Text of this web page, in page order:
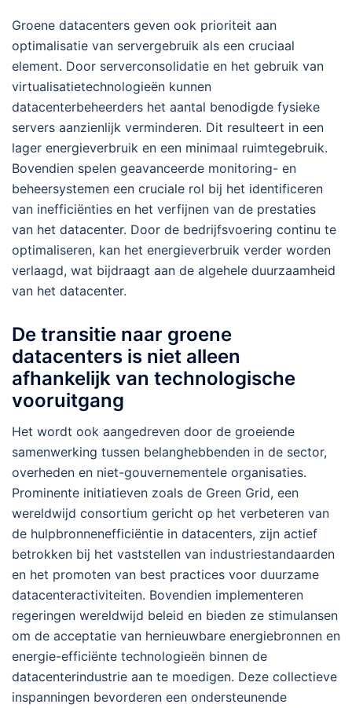
Groene datacenters geven ook prioriteit aan
optimalisatie van servergebruik als een cruciaal
element. Door serverconsolidatie en het gebruik van
virtualisatietechnologieën kunnen
datacenterbeheerders het aantal benodigde fysieke
servers aanzienlijk verminderen. Dit resulteert in een
lager energieverbruik en een minimaal ruimtegebruik.
Bovendien spelen geavanceerde monitoring- en
beheersystemen een cruciale rol bij het identificeren
van inefficiënties en het verfijnen van de prestaties
van het datacenter. Door de bedrijfsvoering continu te
optimaliseren, kan het energieverbruik verder worden
verlaagd, wat bijdraagt aan de algehele duurzaamheid
van het datacenter.
De transitie naar groene
datacenters is niet alleen
afhankelijk van technologische
vooruitgang
Het wordt ook aangedreven door de groeiende
samenwerking tussen belanghebbenden in de sector,
overheden en niet-gouvernementele organisaties.
Prominente initiatieven zoals de Green Grid, een
wereldwijd consortium gericht op het verbeteren van
de hulpbronnenefficiëntie in datacenters, zijn actief
betrokken bij het vaststellen van industriestandaarden
en het promoten van best practices voor duurzame
datacenteractiviteiten. Bovendien implementeren
regeringen wereldwijd beleid en bieden ze stimulansen
om de acceptatie van hernieuwbare energiebronnen en
energie-efficiënte technologieën binnen de
datacenterindustrie aan te moedigen. Deze collectieve
inspanningen bevorderen een ondersteunende